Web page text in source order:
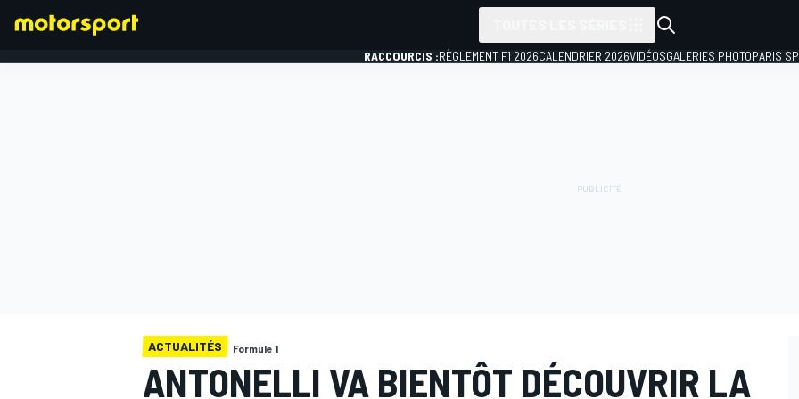
RACCOURCIS :RÈGLEMENT F1 2026CALENDRIER 2026VIDÉOSGALERIES PHOTOPARIS
ACTUALITÉS Formule 1
ANTONELLI VA BIENTÔT DÉCOUVRIR LA